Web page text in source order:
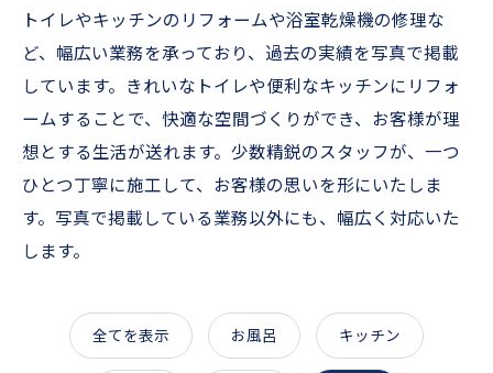
トイレやキッチンのリフォームや浴室乾燥機の修理な
ど、幅広い業務を承っており、過去の実績を写真で掲載
しています。きれいなトイレや便利なキッチンにリフォ
ームすることで、快適な空間づくりができ、お客様が理
想とする生活が送れます。少数精鋭のスタッフが、一つ
ひとつ丁寧に施工して、お客様の思いを形にいたしま
す。写真で掲載している業務以外にも、幅広く対応いた
します。
全てを表示 お風呂 キッチン